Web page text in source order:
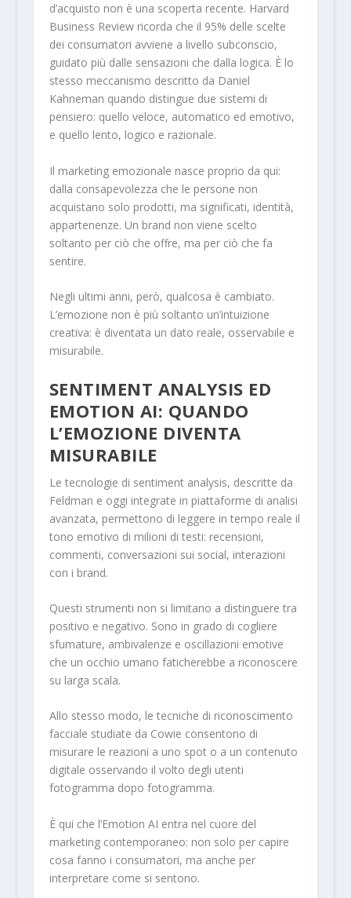
d’acquisto non è una scoperta recente. Harvard
Business Review ricorda che il 95% delle scelte
dei consumatori avviene a livello subconscio,
guidato più dalle sensazioni che dalla logica. È lo
stesso meccanismo descritto da Daniel
Kahneman quando distingue due sistemi di
pensiero: quello veloce, automatico ed emotivo,
e quello lento, logico e razionale.
Il marketing emozionale nasce proprio da qui:
dalla consapevolezza che le persone non
acquistano solo prodotti, ma significati, identità,
appartenenze. Un brand non viene scelto
soltanto per ciò che offre, ma per ciò che fa
sentire.
Negli ultimi anni, però, qualcosa è cambiato.
L’emozione non è più soltanto un’intuizione
creativa: è diventata un dato reale, osservabile e
misurabile.
SENTIMENT ANALYSIS ED
EMOTION AI: QUANDO
L’EMOZIONE DIVENTA
MISURABILE
Le tecnologie di sentiment analysis, descritte da
Feldman e oggi integrate in piattaforme di analisi
avanzata, permettono di leggere in tempo reale il
tono emotivo di milioni di testi: recensioni,
commenti, conversazioni sui social, interazioni
con i brand.
Questi strumenti non si limitano a distinguere tra
positivo e negativo. Sono in grado di cogliere
sfumature, ambivalenze e oscillazioni emotive
che un occhio umano faticherebbe a riconoscere
su larga scala.
Allo stesso modo, le tecniche di riconoscimento
facciale studiate da Cowie consentono di
misurare le reazioni a uno spot o a un contenuto
digitale osservando il volto degli utenti
fotogramma dopo fotogramma.
È qui che l’Emotion AI entra nel cuore del
marketing contemporaneo: non solo per capire
cosa fanno i consumatori, ma anche per
interpretare come si sentono.